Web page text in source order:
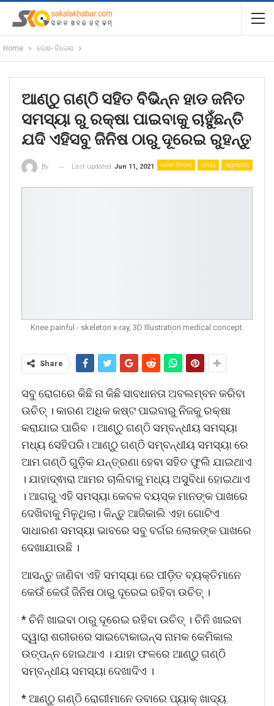
Home ଦେଶ- ବିଦେଶ
ଆଣ୍ଠୁ ଗଣ୍ଠି ସହିତ ବିଭିନ୍ନ ହାଡ ଜନିତ
ସମସ୍ୟା ରୁ ରକ୍ଷା ପାଇବାକୁ ଚାହୁଁଛନ୍ତି
ଯଦି ଏହିସବୁ ଜିନିଷ ଠାରୁ ଦୂରେଇ ରୁହନ୍ତୁ
ଦେଶ- ବିଦେଶ ରାଜ୍ୟ ସ୍ୱାସ୍ଥ୍ୟ
By Last updated Jun 11, 2021
Knee painful - skeleton x-ray, 3D Illustration medical concept.
Share
ସବୁ ରୋଗରେ କିଛି ନା କିଛି ସାବଧାନତା ଅବଲମ୍ବନ କରିବା
ଉଚିତ୍ । କାରଣ ଅଧିକ କଷ୍ଟ ପାଇବାରୁ ନିଜକୁ ରକ୍ଷା
କରାଯାଇ ପାରିବ । ଆଣ୍ଠୁ ଗଣ୍ଠି ସମ୍ବନ୍ଧୀୟ ସମସ୍ୟା
ମଧ୍ୟ ସେହିପରି। ଆଣ୍ଠୁ ଗଣ୍ଠି ସମ୍ବନ୍ଧୀୟ ସମସ୍ୟା ରେ
ଆମ ଗଣ୍ଠି ଗୁଡ଼ିକ ଯନ୍ତ୍ରଣା ହେବା ସହିତ ଫୁଲି ଯାଇଥାଏ
। ଯାହାଦ୍ଵାରା ଆମର ଚାଲିବାକୁ ମଧ୍ୟ ଅସୁବିଧା ହୋଇଥାଏ
। ଆଗରୁ ଏହି ସମସ୍ୟା କେବଳ ବୟସ୍କ ମାନଙ୍କ ପାଖରେ
ଦେଖିବାକୁ ମିଳୁଥିଲା। କିନ୍ତୁ ଆଜିକାଲି ଏହା ଗୋଟିଏ
ସାଧାରଣ ସମସ୍ୟା ଭାବରେ ସବୁ ବର୍ଗର ଲୋକଙ୍କ ପାଖରେ
ଦେଖାଯାଉଛି ।
ଆସନ୍ତୁ ଜାଣିବା ଏହି ସମସ୍ୟା ରେ ପୀଡ଼ିତ ବ୍ୟକ୍ତିମାନେ
କେଉଁ କେଉଁ ଜିନିଷ ଠାରୁ ଦୂରେଇ ରହିବା ଉଚିତ୍ ।
* ଚିନି ଖାଇବା ଠାରୁ ଦୂରେଇ ରହିବା ଉଚିତ୍ । ଚିନି ଖାଇବା
ଦ୍ୱାରା ଶରୀରରେ ସାଇଟୋକାଇନ୍ସ ନାମକ କେମିକାଲ
ଉତ୍ପନ୍ନ ହୋଇଥାଏ । ଯାହା ଫଳରେ ଆଣ୍ଠୁ ଗଣ୍ଠି
ସମ୍ବନ୍ଧୀୟ ସମସ୍ୟା ଦେଖାଦିଏ ।
* ଆଣ୍ଠୁ ଗଣ୍ଠି ରୋଗୀମାନେ ଡବାରେ ପ୍ୟାକ୍ ଖାଦ୍ୟ